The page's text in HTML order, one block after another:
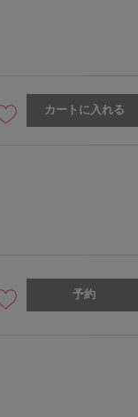
カートに入れる
予約